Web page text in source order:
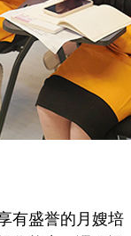
盛誉的月嫂培